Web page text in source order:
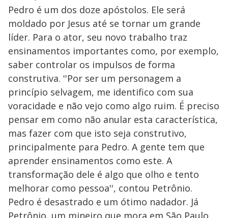
Pedro é um dos doze apóstolos. Ele será
moldado por Jesus até se tornar um grande
líder. Para o ator, seu novo trabalho traz
ensinamentos importantes como, por exemplo,
saber controlar os impulsos de forma
construtiva. ''Por ser um personagem a
princípio selvagem, me identifico com sua
voracidade e não vejo como algo ruim. É preciso
pensar em como não anular esta característica,
mas fazer com que isto seja construtivo,
principalmente para Pedro. A gente tem que
aprender ensinamentos como este. A
transformação dele é algo que olho e tento
melhorar como pessoa'', contou Petrônio.
Pedro é desastrado e um ótimo nadador. Já
Petrônio, um mineiro que mora em São Paulo,